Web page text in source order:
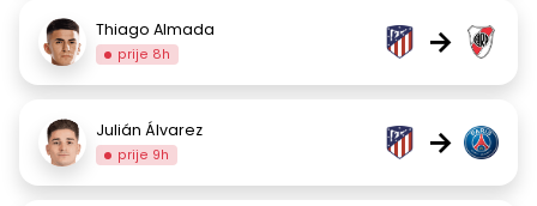
Thiago Almada
prije 8h →
Julián Álvarez
prije 9h →